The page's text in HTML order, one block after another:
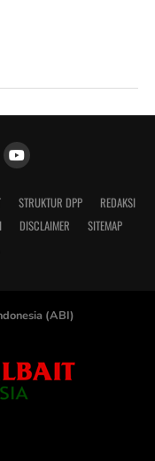
STRUKTUR DPP
REDAKSI
DISCLAIMER
SITEMAP
(ABI)